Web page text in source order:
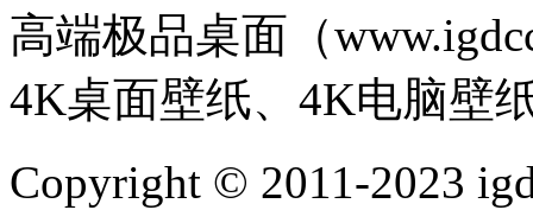
高端极品桌面（
4K桌面壁纸、4K电脑壁
Copyright © 2011-2023